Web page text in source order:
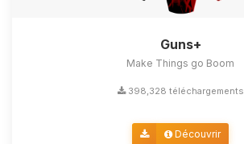
Guns+
Make Things go Boom
398,328 téléchargements
Découvrir